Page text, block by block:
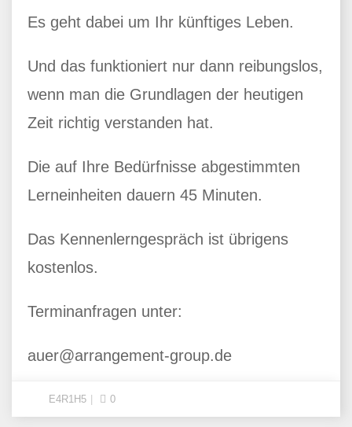
Es geht dabei um Ihr künftiges Leben.
Und das funktioniert nur dann reibungslos,
wenn man die Grundlagen der heutigen
Zeit richtig verstanden hat.
Die auf Ihre Bedürfnisse abgestimmten
Lerneinheiten dauern 45 Minuten.
Das Kennenlerngespräch ist übrigens
kostenlos.
Terminanfragen unter:
auer@arrangement-group.de
E4R1H5 0